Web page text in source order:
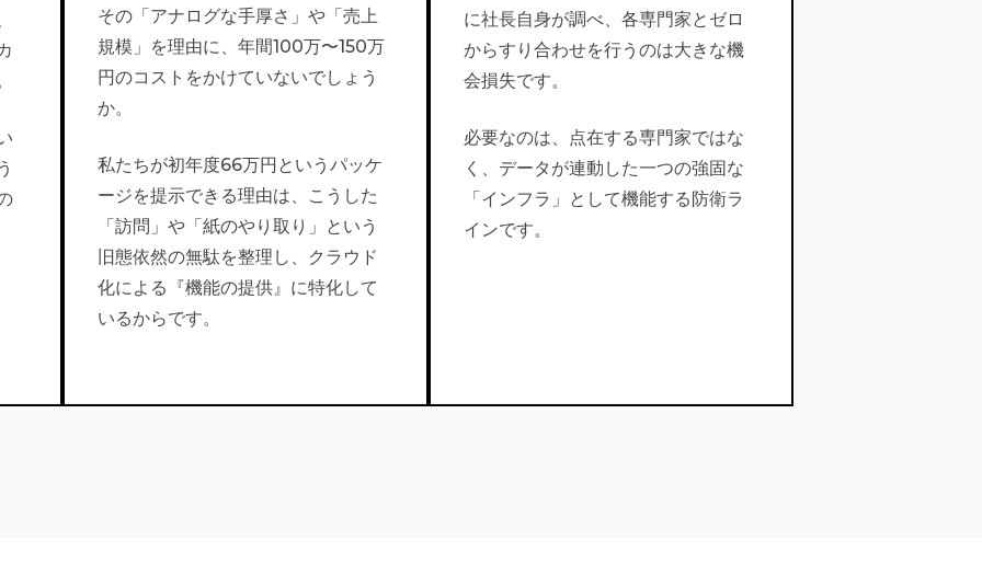
その「アナログな手厚さ」や「売上
規模」を理由に、年間100万〜150万
円のコストをかけていないでしょう
か。
私たちが初年度66万円というパッケ
ージを提示できる理由は、こうした
「訪問」や「紙のやり取り」という
旧態依然の無駄を整理し、クラウド
化による『機能の提供』に特化して
いるからです。
に社長自身が調べ、各専門家とゼロ
からすり合わせを行うのは大きな機
会損失です。
必要なのは、点在する専門家ではな
く、データが連動した一つの強固な
「インフラ」として機能する防衛ラ
インです。